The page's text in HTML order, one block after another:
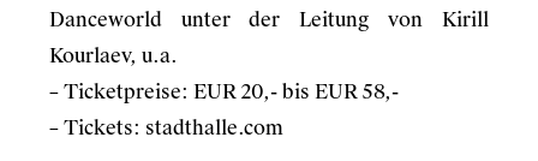
Danceworld unter der Leitung von Kirill
Kourlaev, u.a.
– Ticketpreise: EUR 20,- bis EUR 58,-
– Tickets: stadthalle.com